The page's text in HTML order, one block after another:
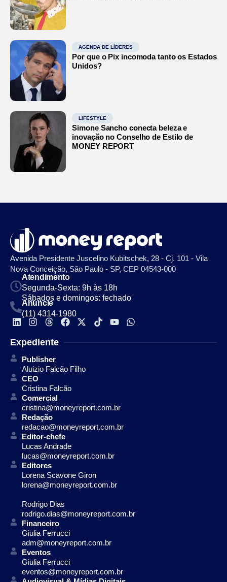
AGENDA DE LÍDERES
Por que o Pix incomoda tanto os Estados
Unidos?
LIFESTYLE
Simone Sancho conecta beleza e
inovação no Conselho de Estilo de
MONEY REPORT
Avenida Presidente Juscelino Kubitschek, 28 - Cj. 101 - Vila
Nova Conceição, São Paulo - SP, CEP 04543-000
Atendimento
Segunda-Sexta: 9h às 18h
Sábados e domingos: fechado
Anuncie
(11) 4314-1980
Expediente
Publisher
Aluizio Falcão Filho
CEO
Cristina Falcão
Comercial
cristina@moneyreport.com.br
Redação
redacao@moneyreport.com.br
Editor-chefe
Lucas Andrade
lucas@moneyreport.com.br
Editores
Lorena Scavone Giron
lorena@moneyreport.com.br
Rodrigo Dias
rodrigo.dias@moneyreport.com.br
Financeiro
Giulia Ferrucci
adm@moneyreport.com.br
Eventos
Giulia Ferrucci
eventos@moneyreport.com.br